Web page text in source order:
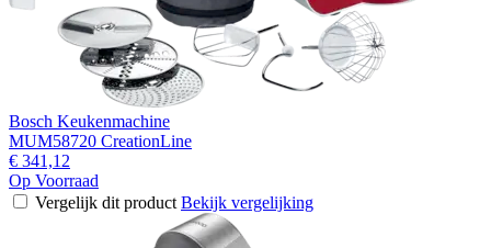
Bosch Keukenmachine
MUM58720 CreationLine
€ 341,12
Op Voorraad
Vergelijk dit product Bekijk vergelijking